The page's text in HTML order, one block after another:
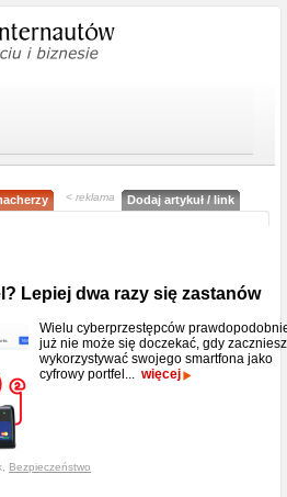
< reklama Dodaj artykuł / link
Lepiej dwa razy się zastanów
Wielu cyberprzestępców
już nie może się doczekać, gdy zaczniesz
wykorzystywać swojego smartfona jako
cyfrowy portfel... więcej
Bezpieczeństwo